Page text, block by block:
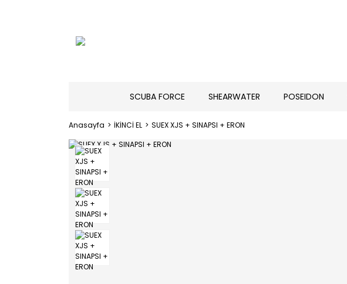
SCUBA FORCE SHEARWATER POSEIDON
Anasayfa İKİNCİ EL SUEX XJS + SINAPSI + ERON